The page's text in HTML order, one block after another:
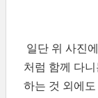
일단 위 사진
처럼 함께 다
하는 것 외에